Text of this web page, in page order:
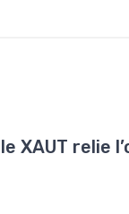
XAUT relie